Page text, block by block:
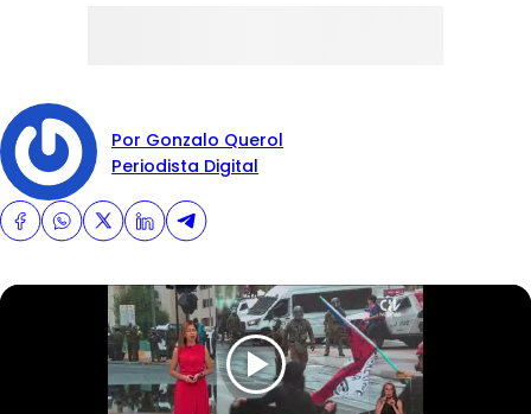
Por Gonzalo Querol
Periodista Digital